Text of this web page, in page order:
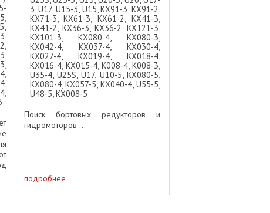
3, U17, U15-3, U15, KX91-3, KX91-2,
KX71-3, KX61-3, KX61-2, KX41-3,
KX41-2, KX36-3, KX36-2, KX121-3,
KX101-3, KX080-4, KX080-3,
KX042-4, KX037-4, KX030-4,
KX027-4, KX019-4, KX018-4,
KX016-4, KX015-4, K008-4, K008-3,
U35-4, U25S, U17, U10-5, KX080-5,
KX080-4, KX057-5, KX040-4, U55-5,
U48-5, KX008-5
Поиск бортовых редукторов и
гидромоторов ...
подробнее